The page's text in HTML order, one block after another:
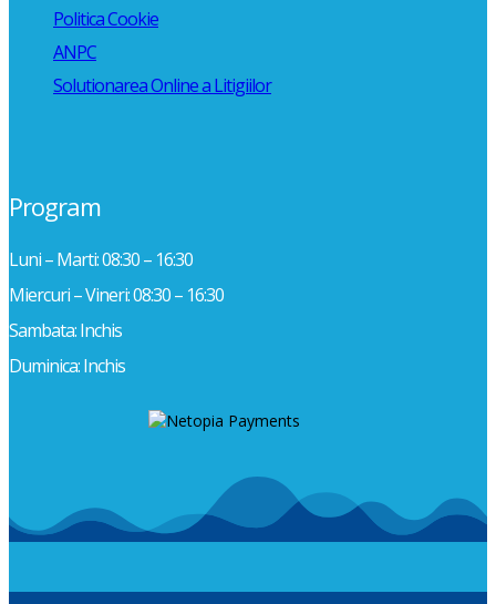
Politica Cookie
ANPC
Solutionarea Online a Litigiilor
Program
Luni – Marti: 08:30 – 16:30
Miercuri – Vineri: 08:30 – 16:30
Sambata: Inchis
Duminica: Inchis